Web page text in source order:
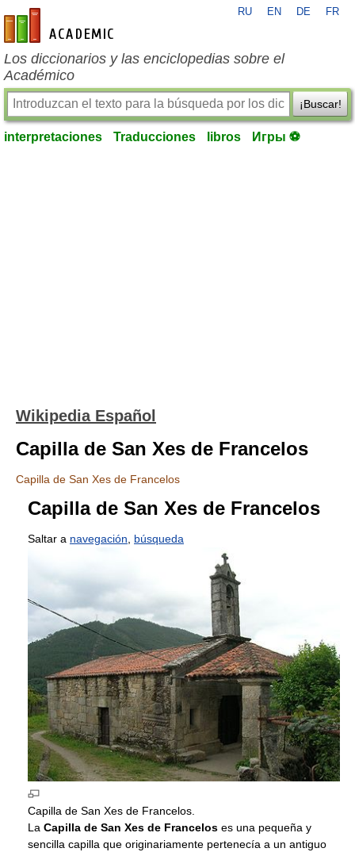
es-academic.com
RU EN DE FR
Los diccionarios y las enciclopedias sobre el
Académico
¡Buscar!
interpretaciones Traducciones libros Игры ⚽
Wikipedia Español
Capilla de San Xes de Francelos
Capilla de San Xes de Francelos
Capilla de San Xes de Francelos
Saltar a navegación búsqueda
Capilla de San Xes de Francelos.
La Capilla de San Xes de Francelos es una pequeña y
sencilla capilla que originariamente pertenecía a un antiguo